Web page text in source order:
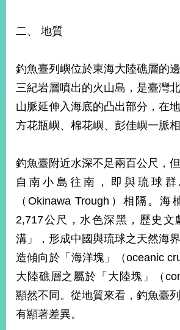
與
國
傳
播
府
資
訊
公
開
為
民
服
務
本
部
二、 地質
釣魚臺列嶼位於東海大陸礁層的
三紀岩層噴出的火山島，是臺灣
山脈延伸入海底的凸出部分，在
方花瓶嶼、棉花嶼、彭佳嶼一脈相
釣魚臺附近水深不足兩百公尺，
自南小島往南，即與琉球
（Okinawa Trough）相隔。海
2,717公尺，水色深黑，歷史文
溝」，形成中國與琉球之天然海
造傾向於「海洋塊」（oceanic
大陸礁層之屬於「大陸塊」（
顯然不同。從地質來看，釣魚臺
有顯著差異。